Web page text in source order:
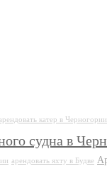
катер в Черногории
судна в
арендовать яхту в Будве